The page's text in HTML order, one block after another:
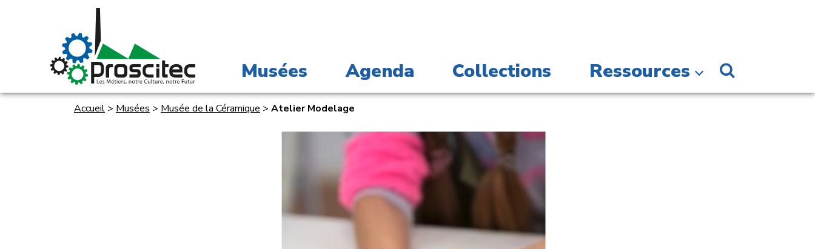
Musées Agenda Collections Ressources
Accueil > Musées > Musée de la Céramique > Atelier Modelage